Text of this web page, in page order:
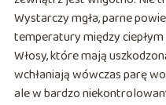
Wystarczy mgła, parne
temperatury między ciepłym
Włosy, które mają
wchłaniają wówczas parę
ale w bardzo